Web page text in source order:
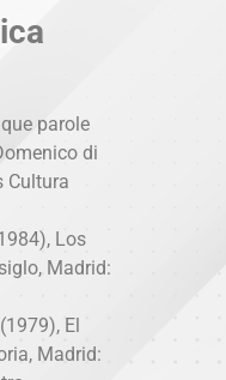
parole
di
Cultura
Los
Madrid:
El
Madrid: